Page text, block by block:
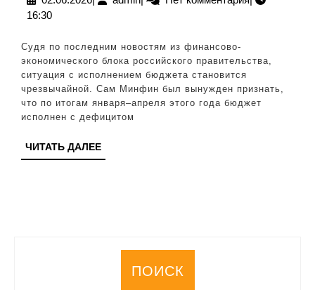
16:30
Судя по последним новостям из финансово-
экономического блока российского правительства,
ситуация с исполнением бюджета становится
чрезвычайной. Сам Минфин был вынужден признать,
что по итогам января–апреля этого года бюджет
исполнен с дефицитом
ЧИТАТЬ ДАЛЕЕЧИТАТЬ
ДАЛЕЕ
ПОИСК